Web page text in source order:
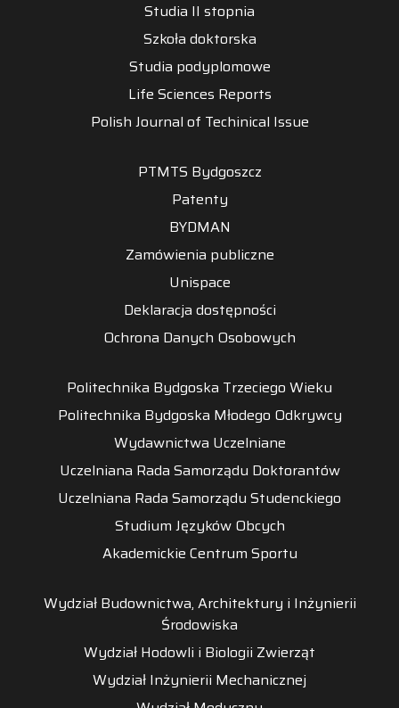
Studia II stopnia
Szkoła doktorska
Studia podyplomowe
Life Sciences Reports
Polish Journal of Techinical Issue
PTMTS Bydgoszcz
Patenty
BYDMAN
Zamówienia publiczne
Unispace
Deklaracja dostępności
Ochrona Danych Osobowych
Politechnika Bydgoska Trzeciego Wieku
Politechnika Bydgoska Młodego Odkrywcy
Wydawnictwa Uczelniane
Uczelniana Rada Samorządu Doktorantów
Uczelniana Rada Samorządu Studenckiego
Studium Języków Obcych
Akademickie Centrum Sportu
Wydział Budownictwa, Architektury i Inżynierii
Środowiska
Wydział Hodowli i Biologii Zwierząt
Wydział Inżynierii Mechanicznej